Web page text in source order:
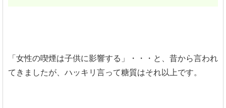
「女性の喫煙は子供に影響する」・・・と、昔から言われ
てきましたが、ハッキリ言って糖質はそれ以上です。